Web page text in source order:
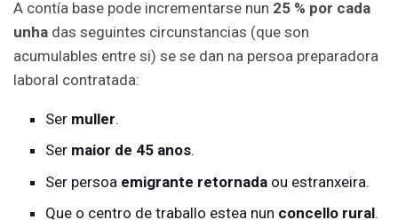
A contía base pode incrementarse nun 25 % por cada
unha das seguintes circunstancias (que son
acumulables entre si) se se dan na persoa preparadora
laboral contratada:
Ser muller.
Ser maior de 45 anos.
Ser persoa emigrante retornada ou estranxeira.
Que o centro de traballo estea nun concello rural.